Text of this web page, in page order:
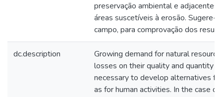
preservação ambiental e
áreas suscetíveis à erosão. Sugere-
campo, para comprovação dos
dc.description
Growing demand for natural
losses on their quality and quantity
necessary to develop alternatives
as for human activities. In the case